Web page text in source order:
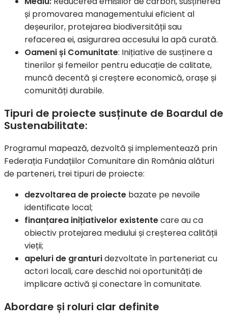
și promovarea managementului eficient al
deșeurilor, protejarea biodiversității sau
refacerea ei, asigurarea accesului la apă curată.
Oameni și Comunitate: Inițiative de susținere a
tinerilor și femeilor pentru educație de calitate,
muncă decentă și creștere economică, orașe și
comunități durabile.
Tipuri de proiecte susținute de Boardul de
Sustenabilitate:
Programul mapează, dezvoltă și implementează prin
Federația Fundațiilor Comunitare din România alături
de parteneri, trei tipuri de proiecte:
dezvoltarea de proiecte bazate pe nevoile
identificate local;
finanțarea inițiativelor existentecare au ca
obiectiv protejarea mediului și creșterea calității
vieții;
apeluri de granturidezvoltate în parteneriat cu
actori locali, care deschid noi oportunități de
implicare activă și conectare în comunitate.
Abordare și roluri clar definite